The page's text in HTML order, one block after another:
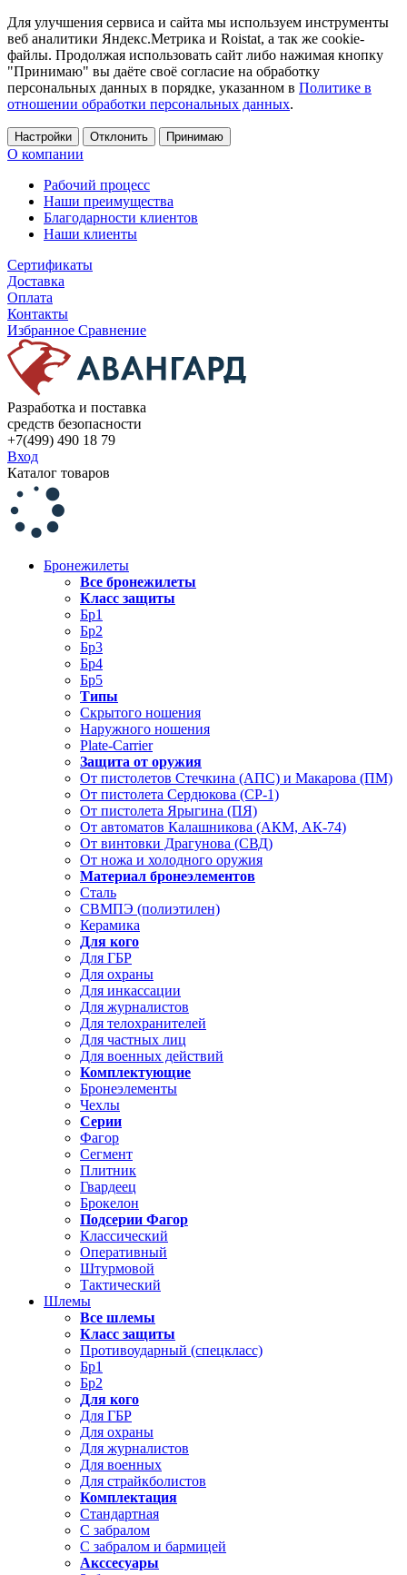
Для улучшения сервиса и сайта мы используем инструменты
веб аналитики Яндекс.Метрика и Roistat, а так же cookie-
файлы. Продолжая использовать сайт либо нажимая кнопку
"Принимаю" вы даёте своё согласие на обработку
персональных данных в порядке, указанном в Политике в
отношении обработки персональных данных.
Настройки Отклонить Принимаю
О компании
Рабочий процесс
Наши преимущества
Благодарности клиентов
Наши клиенты
Сертификаты
Доставка
Оплата
Контакты
Избранное Сравнение
Разработка и поставка
средств безопасности
+7(499) 490 18 79
Вход
Каталог товаров
Бронежилеты
Все бронежилеты
Класс защиты
Бр1
Бр2
Бр3
Бр4
Бр5
Типы
Скрытого ношения
Наружного ношения
Plate-Carrier
Защита от оружия
От пистолетов Стечкина (АПС) и Макарова (ПМ)
От пистолета Сердюкова (СР-1)
От пистолета Ярыгина (ПЯ)
От автоматов Калашникова (АКМ, АК-74)
От винтовки Драгунова (СВД)
От ножа и холодного оружия
Материал бронеэлементов
Сталь
СВМПЭ (полиэтилен)
Керамика
Для кого
Для ГБР
Для охраны
Для инкассации
Для журналистов
Для телохранителей
Для частных лиц
Для военных действий
Комплектующие
Бронеэлементы
Чехлы
Серии
Фагор
Сегмент
Плитник
Гвардеец
Брокелон
Подсерии Фагор
Классический
Оперативный
Штурмовой
Тактический
Шлемы
Все шлемы
Класс защиты
Противоударный (спецкласс)
Бр1
Бр2
Для кого
Для ГБР
Для охраны
Для журналистов
Для военных
Для страйкболистов
Комплектация
Стандартная
С забралом
С забралом и бармицей
Акссесуары